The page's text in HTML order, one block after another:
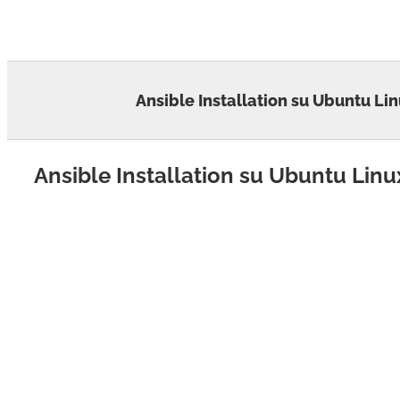
Ansible Installation su Ubuntu
Ansible Installation su Ubuntu